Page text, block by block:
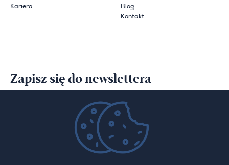
Kariera
Blog
Kontakt
Zapisz się do newslettera